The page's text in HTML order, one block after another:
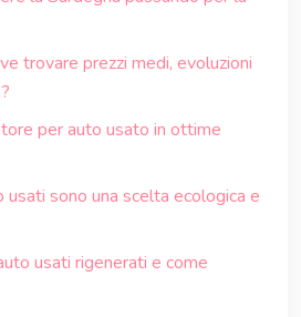
trovare prezzi medi, evoluzioni
per auto usato in ottime
usati sono una scelta ecologica e
usati rigenerati e come